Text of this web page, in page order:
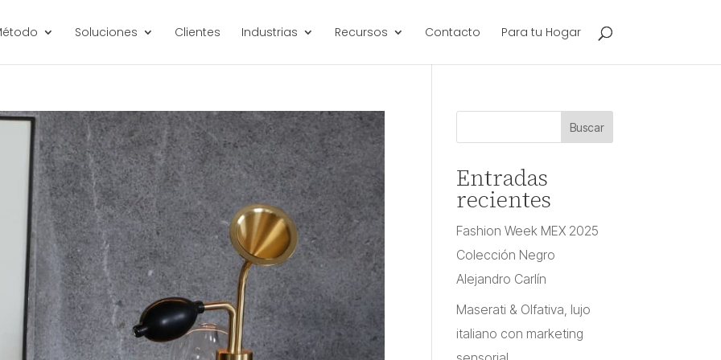
Soluciones Clientes Industrias Recursos Contacto Para tu Hogar
Entradas
recientes
Fashion Week MEX 2025
Colección Negro
Alejandro Carlín
Maserati & Olfativa, lujo
italiano con marketing